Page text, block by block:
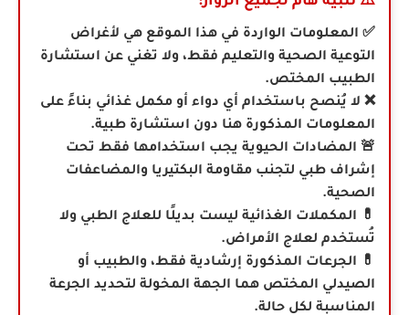
✅ المعلومات الواردة في هذا الموقع هي لأغراض
التوعية الصحية والتعليم فقط، ولا تغني عن استشارة
الطبيب المختص.
❌ لا يُنصح باستخدام أي دواء أو مكمل غذائي بناءً على
المعلومات المذكورة هنا دون استشارة طبية.
🚨 المضادات الحيوية يجب استخدامها فقط تحت
إشراف طبي لتجنب مقاومة البكتيريا والمضاعفات
الصحية.
💊 المكملات الغذائية ليست بديلًا للعلاج الطبي ولا
تُستخدم لعلاج الأمراض.
💊 الجرعات المذكورة إرشادية فقط، والطبيب أو
الصيدلي المختص هما الجهة المخولة لتحديد الجرعة
المناسبة لكل حالة.